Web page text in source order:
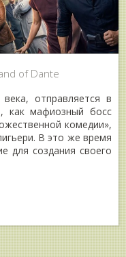
of Dante
отправляется в
как мафиозный босс
комедии»,
В это же время
для создания своего